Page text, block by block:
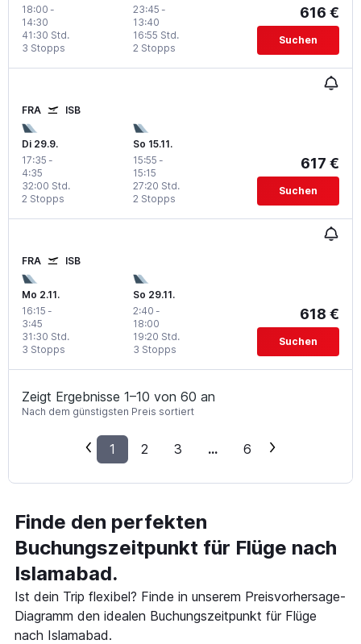
18:00 -
14:30
3 Stopps
41:30 Std.
23:45 -
13:40
2 Stopps
16:55 Std.
616 €
Suchen
FRA ISB
Di 29.9.
17:35 -
4:35
2 Stopps
32:00 Std.
So 15.11.
15:55 -
15:15
2 Stopps
27:20 Std.
617 €
Suchen
FRA ISB
Mo 2.11.
16:15 -
3:45
3 Stopps
31:30 Std.
So 29.11.
2:40 -
18:00
3 Stopps
19:20 Std.
618 €
Suchen
Zeigt Ergebnisse 1–10 von 60 an
Nach dem günstigsten Preis sortiert
1 2 3 ... 6
Finde den perfekten
Buchungszeitpunkt für Flüge nach
Islamabad.
Ist dein Trip flexibel? Finde in unserem Preisvorhersage-
Diagramm den idealen Buchungszeitpunkt für Flüge
nach Islamabad.